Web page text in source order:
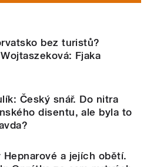
bez turistů?
Fjaka
Český snář. Do nitra
disentu, ale byla to
Hepnarové a jejích obětí.